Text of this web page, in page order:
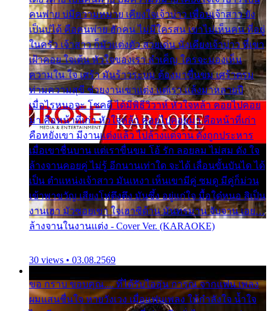
คนพ่าย บ่มีความหมาย เคียงใจเจ้าบ่าว เพื่อนเจ้าสาว ยัง
เป็นบ่ได้ คือคนพ่าย ฮักคน ไม่มีใครสน เขาไม่เห็นคน ที่อยู่
ในครัว เจ้าสาว ก็มัวแต่งตัว สวยเด่น นั่งเคียงเจ้าบ่าว ที่เขา
เฝ้าคอย ใจเต้น หัวใจของเรา ลำเค็ญ ใครจะมองเห็น
ความใน ใจ เศร้า มันร้าวระบม ต้องมาขื่นขม เศร้าตรม
ท่ามความสุขี ช่วยงานเขาแต่ง แต่เรา แล้งมาหลายปี
เมื่อไรหนอจะ โชคดี ได้มีพิธีวิวาห์ หัวใจหล้า คอยไปคอย
มา คือหน้าที่เก่า หัวใจหล้า คอยไปคอยมา คือหน้าที่เก่า
คือหยังเขา มีงานแต่งแล้ว ไปล้างแต่จาน ดั่งถูกประหาร
เมื่อเขาชื่นบาน แต่เราขื่นขม โอ้ รัก ลอยลม ไม่สม ดัง ใจ
ล้างจานคอยคู่ ไม่รู้ อีกนานเท่าใด จะได้ เลื่อนขั้นบันได ได้
เป็น ตำแหน่งเจ้าสาว มันเหงา เห็นเขามีคู่ ซมดู มีคู่ก็ม่วน
เข้าพาขวัญ เสียงโห่ตึงตึง มันซึ้ง อยู่แก่ใจ มื้อใด๋หนอ สิเป็น
งานเฮา มัวซอยเขา ใจเฮาซิด้าน มันทรมาน จับจาน เอย…
ล้างจานในงานแต่ง - Cover Ver. (KARAOKE)
30 views • 03.08.2569
ขอ กราบ ขอบคุณ.... ที่ได้รับไออุ่น การุณ จากแฟน เพลง
ผมแสนชื่นใจ หายวังเวง เมื่อแฟนเพลง ให้กำลังใจ น้ำใจ